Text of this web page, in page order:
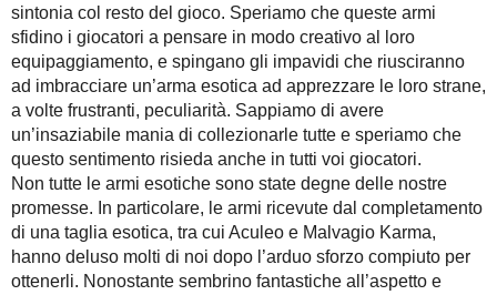
sintonia col resto del gioco. Speriamo che queste armi
sfidino i giocatori a pensare in modo creativo al loro
equipaggiamento, e spingano gli impavidi che riusciranno
ad imbracciare un’arma esotica ad apprezzare le loro strane,
a volte frustranti, peculiarità. Sappiamo di avere
un’insaziabile mania di collezionarle tutte e speriamo che
questo sentimento risieda anche in tutti voi giocatori.
Non tutte le armi esotiche sono state degne delle nostre
promesse. In particolare, le armi ricevute dal completamento
di una taglia esotica, tra cui Aculeo e Malvagio Karma,
hanno deluso molti di noi dopo l’arduo sforzo compiuto per
ottenerli. Nonostante sembrino fantastiche all’aspetto e